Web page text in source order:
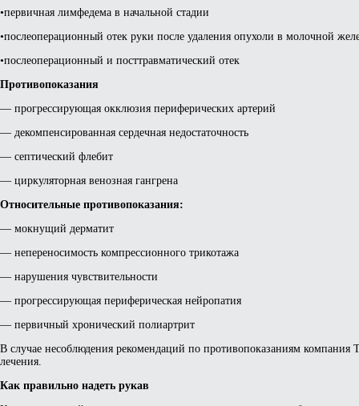
•первичная лимфедема в начальной стадии
•послеоперационный отек руки после удаления опухоли в молочной
•послеоперационный и посттравматический отек
Противопоказания
— прогрессирующая окклюзия периферических артерий
— декомпенсированная сердечная недостаточность
— септический флебит
— циркуляторная венозная гангрена
Относительные противопоказания:
— мокнущий дерматит
— непереносимость компрессионного трикотажа
— нарушения чувствительности
— прогрессирующая периферическая нейропатия
— первичный хронический полиартрит
В случае несоблюдения рекомендаций по противопоказаниям компания
лечения.
Как правильно надеть рукав